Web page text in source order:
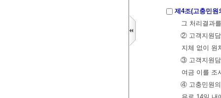
제4조(고충민원
그 처리결과
② 고객지원담
지체 없이 원
③ 고객지원담
여금 이를 조
④ 고충민원의